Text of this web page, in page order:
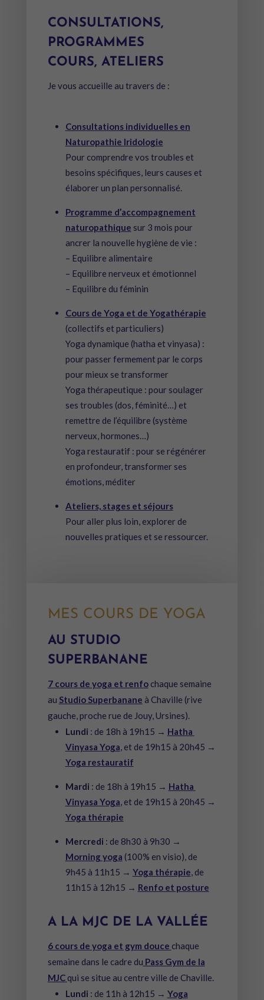
CONSULTATIONS,
PROGRAMMES
COURS, ATELIERS
Je vous accueille au travers de :
Consultations individuelles en
Naturopathie Iridologie
Pour comprendre vos troubles et
besoins spécifiques, leurs causes et
élaborer un plan personnalisé.
Programme d’accompagnement
naturopathique sur 3 mois pour
ancrer la nouvelle hygiène de vie :
– Equilibre alimentaire
– Equilibre nerveux et émotionnel
– Equilibre du féminin
Cours de Yoga et de Yogathérapie
(collectifs et particuliers)
Yoga dynamique (hatha et vinyasa) :
pour passer fermement par le corps
pour mieux se transformer
Yoga thérapeutique : pour soulager
ses troubles (dos, féminité…) et
remettre de l’équilibre (système
nerveux, hormones…)
Yoga restauratif : pour se régénérer
en profondeur, transformer ses
émotions, méditer
Ateliers, stages et séjours
Pour aller plus loin, explorer de
nouvelles pratiques et se ressourcer.
MES COURS DE YOGA
AU STUDIO
SUPERBANANE
7 cours de yoga et renfochaque semaine
au Studio Superbanane à Chaville (rive
gauche, proche rue de Jouy, Ursines).
Lundi : de 18h à 19h15 → Hatha
Vinyasa Yoga
Yoga restauratif
Mardi : de 18h à 19h15 → Hatha
Vinyasa Yoga
Yoga thérapie
Mercredi
Morning yoga (100% en visio), de
9h45 à 11h15 → Yoga thérapie, de
11h15 à 12h15 → Renfo et posture
A LA MJC DE LA VALLÉE
6 cours de yoga et gym douce chaque
semaine dans le cadre du Pass Gym de la
MJC qui se situe au centre ville de Chaville.
Lundi : de 11h à 12h15 → Yoga